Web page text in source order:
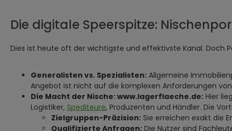
Die digitale Speerspitze:
Dies ist heute oft der wichtigste und effektivste Kanal. Doch
Generalisten vs. Spezialisten: Allgemeine
Angebot ist nicht auf die komplexen Anforderungen
Die Macht der Nische: www.lagerflaeche.de: Hier
Logistiker, Spediteure, Produzenten und Händler. Die
Zielgruppen-Präzision: Sie erreichen exakt die
Qualifizierte Anfragen: Die Nutzer sind